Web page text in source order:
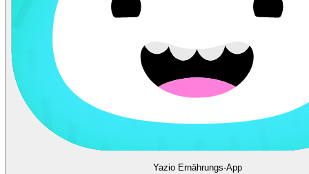
Yazio Ernährungs-App